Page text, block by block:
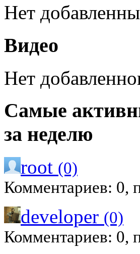
Нет
Видео
Нет
Самые
за неделю
root (0)
Комментариев: 0,
developer (0)
Комментариев: 0,